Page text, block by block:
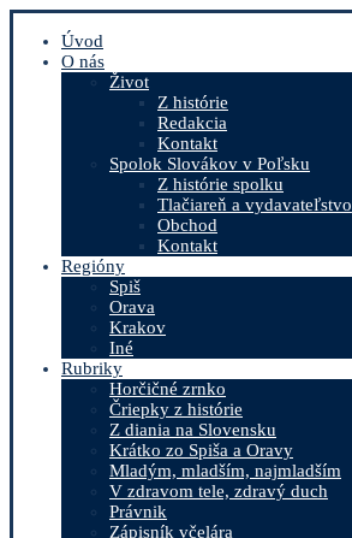
Úvod
O nás
Život
Z histórie
Redakcia
Kontakt
Spolok Slovákov v Poľsku
Z histórie spolku
Tlačiareň a vydavateľstvo
Obchod
Kontakt
Regióny
Spiš
Orava
Krakov
Iné
Rubriky
Horčičné zrnko
Čriepky z histórie
Z diania na Slovensku
Krátko zo Spiša a Oravy
Mladým, mladším, najmladším
V zdravom tele, zdravý duch
Právnik
Zápisník včelára